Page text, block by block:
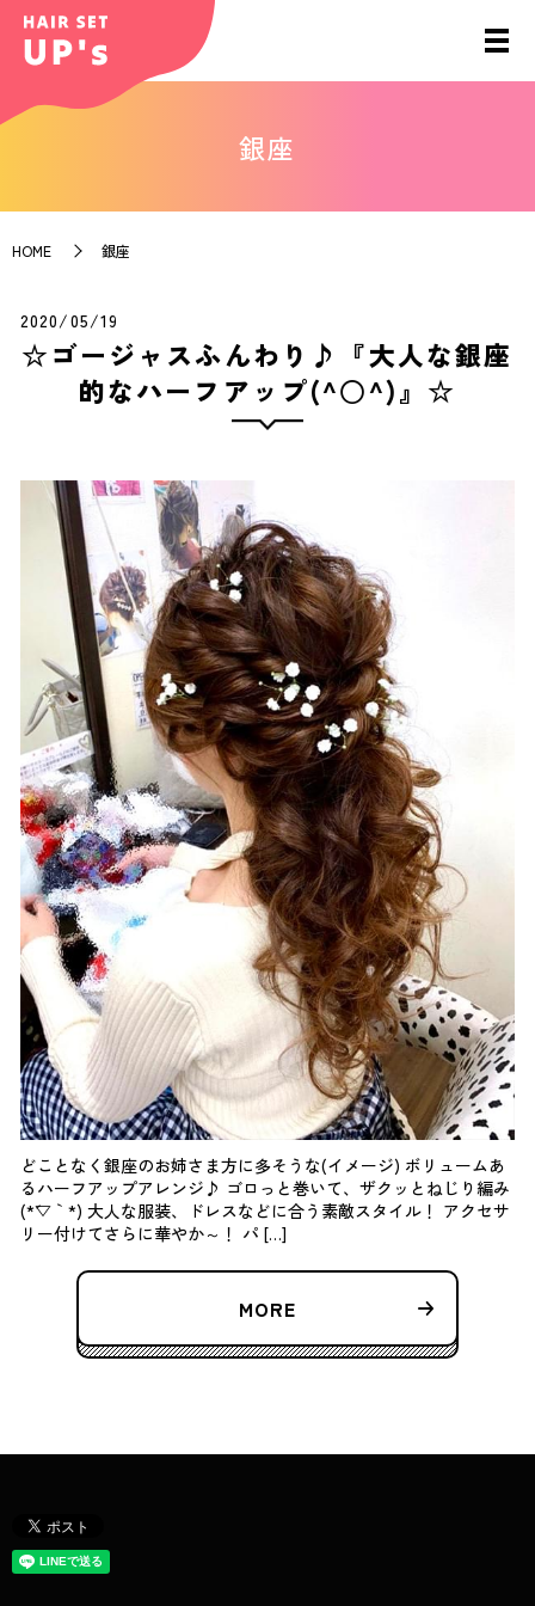
銀座
HOME 銀座
2020/05/19
☆ゴージャスふんわり♪『大人な銀座
的なハーフアップ(^○^)』☆
どことなく銀座のお姉さま方に多そうな(イメージ) ボリュームあ
るハーフアップアレンジ♪ ゴロっと巻いて、ザクッとねじり編み
(*´▽｀*) 大人な服装、ドレスなどに合う素敵スタイル！ アクセサ
リー付けてさらに華やか～！ パ […]
MORE